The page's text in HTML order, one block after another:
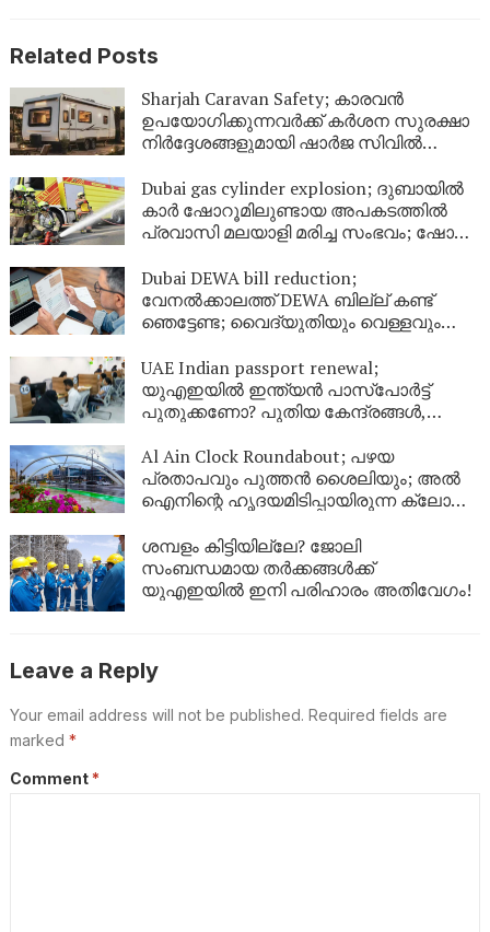
Related Posts
Sharjah Caravan Safety; കാരവൻ
ഉപയോഗിക്കുന്നവർക്ക് കർശന സുരക്ഷാ
നിർദ്ദേശങ്ങളുമായി ഷാർജ സിവിൽ
Dubai gas cylinder explosion; ദുബായിൽ
കാർ ഷോറൂമിലുണ്ടായ അപകടത്തിൽ
പ്രവാസി മലയാളി മരിച്ച സംഭവം; ഷോറൂം
Dubai DEWA bill reduction;
വേനൽക്കാലത്ത് DEWA ബില്ല് കണ്ട്
ഞെട്ടേണ്ട; വൈദ്യുതിയും വെള്ളവും
UAE Indian passport renewal;
യുഎഇയിൽ ഇന്ത്യൻ പാസ്‌പോർട്ട്
പുതുക്കണോ? പുതിയ കേന്ദ്രങ്ങൾ,
അറിയേണ്ടതെല്ലാം
Al Ain Clock Roundabout; പഴയ
പ്രതാപവും പുത്തൻ ശൈലിയും; അൽ
ഐനിന്റെ ഹൃദയമിടിപ്പായിരുന്ന ക്ലോക്ക്
ശമ്പളം കിട്ടിയില്ലേ? ജോലി
സംബന്ധമായ തർക്കങ്ങൾക്ക്
യുഎഇയിൽ ഇനി പരിഹാരം അതിവേഗം!
Leave a Reply
Your email address will not be published. Required fields are
marked *
Comment *